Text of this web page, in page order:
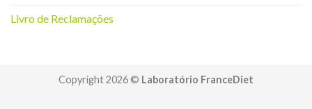
Livro de Reclamações
Copyright 2026 © Laboratório FranceDiet